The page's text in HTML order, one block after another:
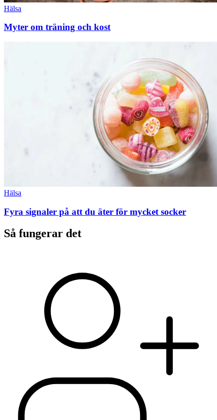
Hälsa
Myter om träning och kost
Hälsa
Fyra signaler på att du äter för mycket socker
Så fungerar det